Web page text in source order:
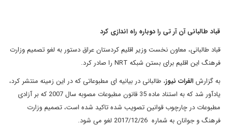
قباد طالبانی آن آر تی را دوباره راه اندازی کرد
قباد طالبانی، معاون نخست وزیر اقلیم کردستان عراق دستور به لغو تصمیم وزارت
فرهنگ این اقلیم برای بستن شبکه NRT را صادر کرد.
به گزارشالفرات نیوز، طالبانی در بیانیه ای مطبوعاتی که در این زمینه منتشر کرد،
یادآور شد که به استناد ماده 35 قانون مطبوعات مصوبه سال 2007 که بر آزادی
مطبوعات در چارچوب قوانین تصویب شده تاکید شده است، تصمیم وزارت
فرهنگ و جوانان به شماره 2017/12/26 لغو می شود.